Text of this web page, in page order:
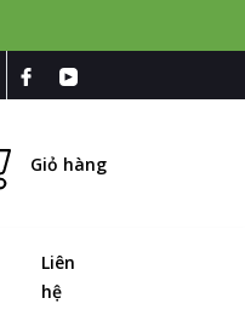
Giỏ hàng
Liên
hệ